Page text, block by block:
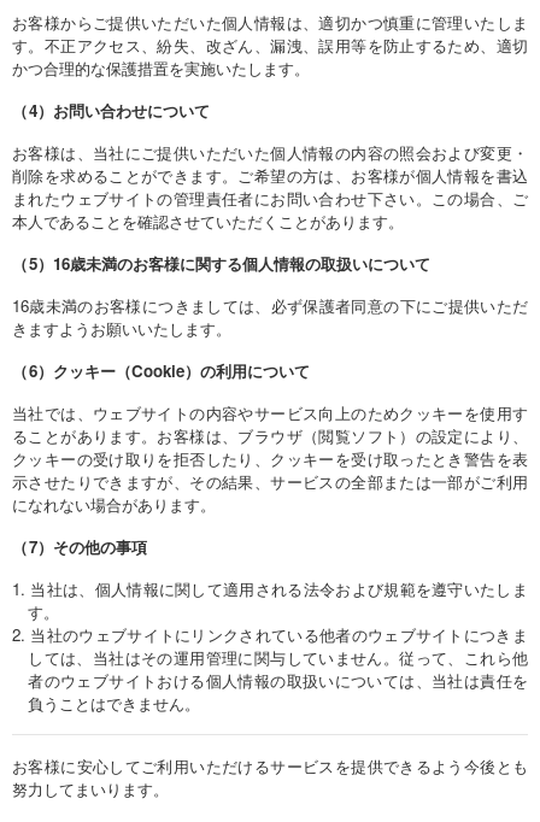
お客様からご提供いただいた個人情報は、適切かつ慎重に管理いたしま
す。不正アクセス、紛失、改ざん、漏洩、誤用等を防止するため、適切
かつ合理的な保護措置を実施いたします。
（4）お問い合わせについて
お客様は、当社にご提供いただいた個人情報の内容の照会および変更・
削除を求めることができます。ご希望の方は、お客様が個人情報を書込
まれたウェブサイトの管理責任者にお問い合わせ下さい。この場合、ご
本人であることを確認させていただくことがあります。
（5）16歳未満のお客様に関する個人情報の取扱いについて
16歳未満のお客様につきましては、必ず保護者同意の下にご提供いただ
きますようお願いいたします。
（6）クッキー（Cookie）の利用について
当社では、ウェブサイトの内容やサービス向上のためクッキーを使用す
ることがあります。お客様は、ブラウザ（閲覧ソフト）の設定により、
クッキーの受け取りを拒否したり、クッキーを受け取ったとき警告を表
示させたりできますが、その結果、サービスの全部または一部がご利用
になれない場合があります。
（7）その他の事項
当社は、個人情報に関して適用される法令および規範を遵守いたしま
す。
当社のウェブサイトにリンクされている他者のウェブサイトにつきま
しては、当社はその運用管理に関与していません。従って、これら他
者のウェブサイトおける個人情報の取扱いについては、当社は責任を
負うことはできません。
お客様に安心してご利用いただけるサービスを提供できるよう今後とも
努力してまいります。